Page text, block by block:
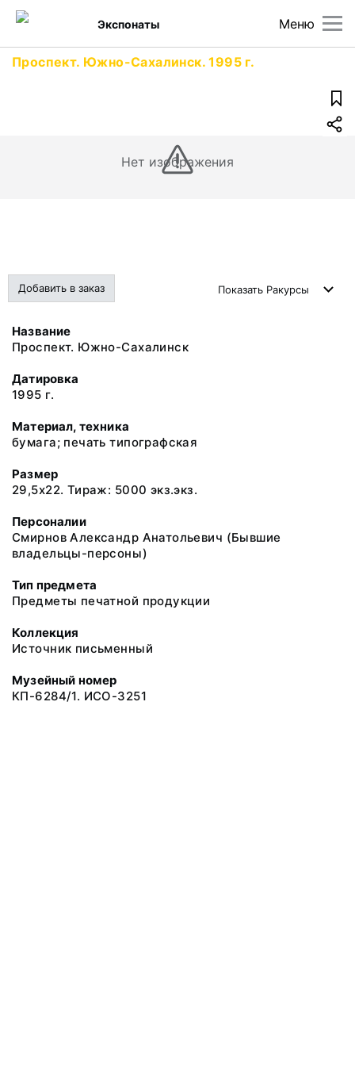
Меню
Экспонаты
Проспект. Южно-Сахалинск. 1995 г.
Нет изображения
Добавить в заказ Показать Ракурсы
Название
Проспект. Южно-Сахалинск
Датировка
1995 г.
Материал, техника
бумага; печать типографская
Размер
29,5х22. Тираж: 5000 экз.экз.
Персоналии
Смирнов Александр Анатольевич (Бывшие
владельцы-персоны)
Тип предмета
Предметы печатной продукции
Коллекция
Источник письменный
Музейный номер
КП-6284/1. ИСО-3251